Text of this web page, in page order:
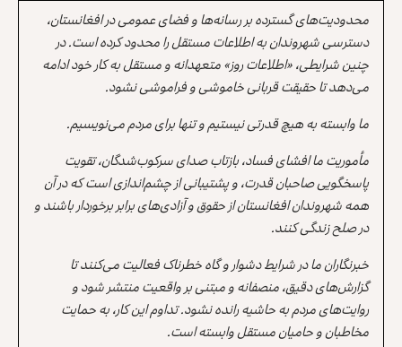
محدودیت‌های گسترده بر رسانه‌ها و فضای عمومی در افغانستان،
دسترسی شهروندان به اطلاعات مستقل را محدود کرده است. در
چنین شرایطی، «اطلاعات روز» متعهدانه و مستقل به کار خود ادامه
می‌دهد تا حقیقت قربانی خاموشی و فراموشی نشود.
ما وابسته به هیچ قدرتی نیستیم و تنها برای مردم می‌نویسیم.
مأموریت ما افشای فساد، بازتاب صدای سرکوب‌شدگان، تقویت
پاسخگویی صاحبان قدرت، و پشتیبانی از چشم‌اندازی است که در آن
همه شهروندان افغانستان از حقوق و آزادی‌های برابر برخوردار باشند و
در صلح زندگی کنند.
خبرنگاران ما در شرایط دشوار و گاه خطرناک فعالیت می‌کنند تا
گزارش‌های دقیق، منصفانه و مبتنی بر واقعیت منتشر شود و
روایت‌های مردم به حاشیه رانده نشود. تداوم این کار، به حمایت
مخاطبان و حامیان مستقل وابسته است.